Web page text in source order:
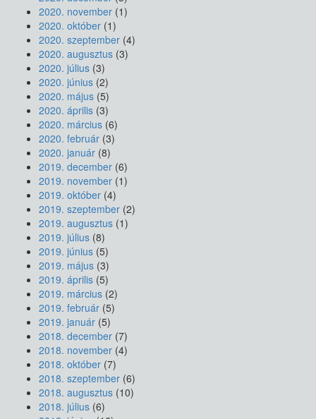
2020. november (1)
2020. október (1)
2020. szeptember (4)
2020. augusztus (3)
2020. július (3)
2020. június (2)
2020. május (5)
2020. április (3)
2020. március (6)
2020. február (3)
2020. január (8)
2019. december (6)
2019. november (1)
2019. október (4)
2019. szeptember (2)
2019. augusztus (1)
2019. július (8)
2019. június (5)
2019. május (3)
2019. április (5)
2019. március (2)
2019. február (5)
2019. január (5)
2018. december (7)
2018. november (4)
2018. október (7)
2018. szeptember (6)
2018. augusztus (10)
2018. július (6)